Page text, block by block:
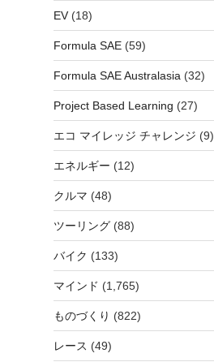
EV(18)
Formula SAE(59)
Formula SAE Australasia(32)
Project Based Learning (27)
エコ マイレッジ チャレンジ (9)
エネルギー (12)
クルマ (48)
ツーリング(88)
バイク (133)
マインド (1,765)
ものづくり (822)
レース (49)